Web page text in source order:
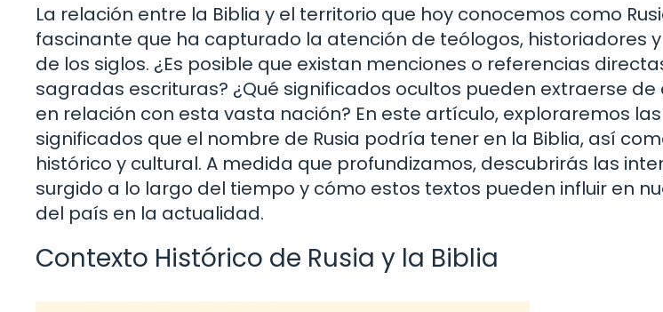
La relación entre la Biblia y el territorio que hoy conocemos como
fascinante que ha capturado la atención de teólogos, historiadores
de los siglos. ¿Es posible que existan menciones o referencias
sagradas escrituras? ¿Qué significados ocultos pueden extraerse
en relación con esta vasta nación? En este artículo, exploraremos
significados que el nombre de Rusia podría tener en la Biblia, así
histórico y cultural. A medida que profundizamos, descubrirás las
surgido a lo largo del tiempo y cómo estos textos pueden influir en
del país en la actualidad.
Contexto Histórico de Rusia y la Biblia